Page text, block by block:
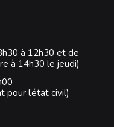
à 12h30 et de
à 14h30 le jeudi)
pour l’état civil)